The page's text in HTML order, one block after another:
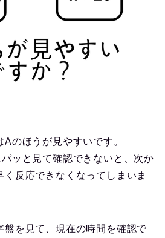
のほうが見やすいです。
ッと見て確認できないと、次か
く反応できなくなってしまいま
盤を見て、現在の時間を確認で